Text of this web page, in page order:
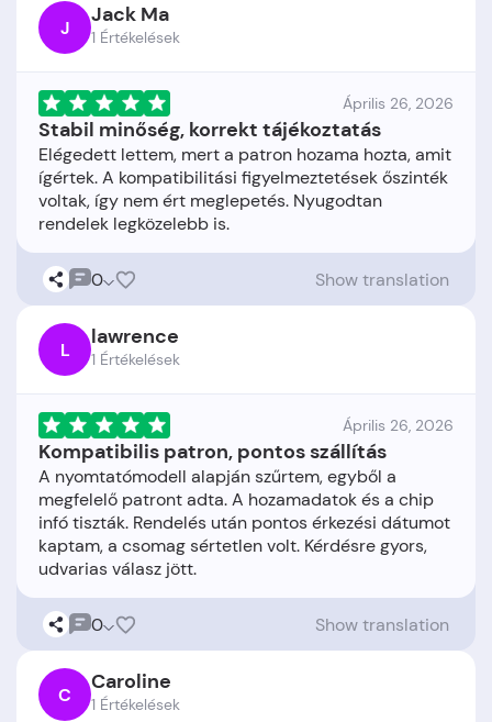
J Jack Ma
1 Értékelések
Április 26, 2026
Stabil minőség, korrekt tájékoztatás
Elégedett lettem, mert a patron hozama hozta, amit
ígértek. A kompatibilitási figyelmeztetések őszinték
voltak, így nem ért meglepetés. Nyugodtan
0 Show translation
L lawrence
1 Értékelések
Április 26, 2026
Kompatibilis patron, pontos szállítás
A nyomtatómodell alapján szűrtem, egyből a
megfelelő patront adta. A hozamadatok és a chip
infó tiszták. Rendelés után pontos érkezési dátumot
kaptam, a csomag sértetlen volt. Kérdésre gyors,
0 Show translation
C Caroline
1 Értékelések